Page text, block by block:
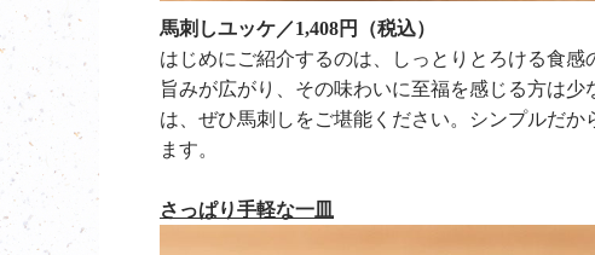
馬刺しユッケ／1,408円（税込）
はじめにご紹介するのは、しっとりとろける食
旨みが広がり、その味わいに至福を感じる方は
は、ぜひ馬刺しをご堪能ください。シンプルだ
ます。
さっぱり手軽な一皿